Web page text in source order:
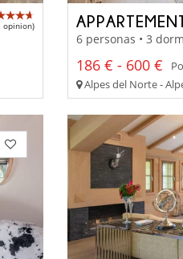
opinion)
6 personas • 3
186 € - 600 €
Alpes del Norte -